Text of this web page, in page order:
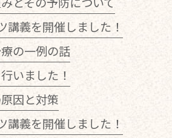
講義を開催しました！
の一例の話
いました！
因と対策
講義を開催しました！